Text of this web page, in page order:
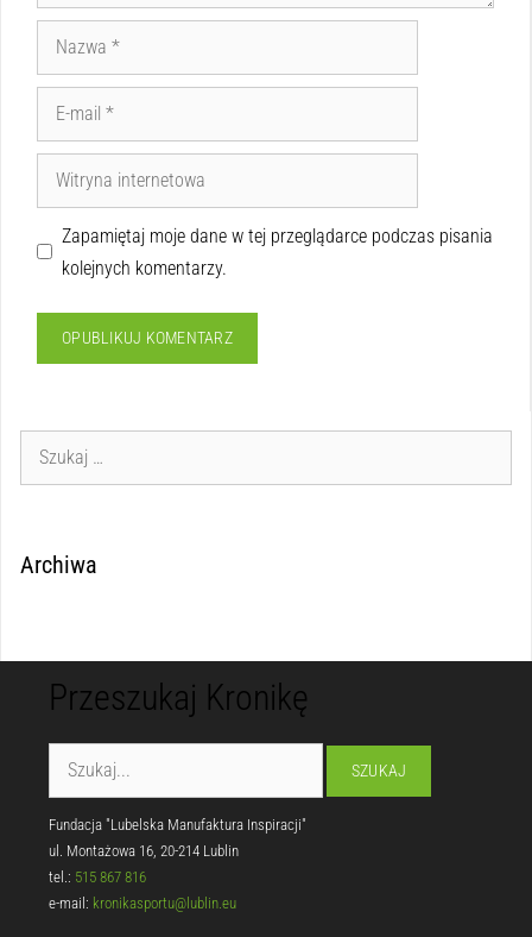
Zapamiętaj moje dane w tej przeglądarce podczas pisania
kolejnych komentarzy.
Archiwa
Przeszukaj Kronikę
Fundacja "Lubelska Manufaktura Inspiracji"
ul. Montażowa 16, 20-214 Lublin
tel.: 515 867 816
e-mail: kronikasportu@lublin.eu